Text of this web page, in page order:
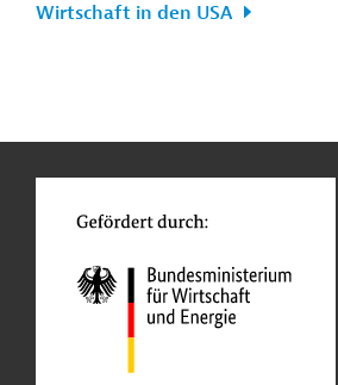
Wirtschaft in den USA